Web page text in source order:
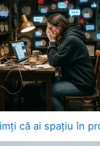
că ai spațiu în